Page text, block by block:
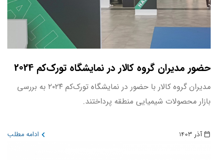
حضور مدیران گروه کالار در نمایشگاه تورک‌کم 2024
مدیران گروه کالار با حضور در نمایشگاه تورک‌کم ۲۰۲۴ به بررسی
بازار محصولات شیمیایی منطقه پرداختند.
آذر 1403 ادامه مطلب